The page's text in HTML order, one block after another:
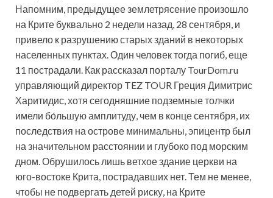
Напомним, предыдущее землетрясение произошло
на Крите буквально 2 недели назад, 28 сентября, и
привело к разрушению старых зданий в некоторых
населенных пунктах. Один человек тогда погиб, еще
11 пострадали. Как рассказал порталу TourDom.ru
управляющий директор TEZ TOUR Греция Димитрис
Харитидис, хотя сегодняшние подземные толчки
имели бо́льшую амплитуду, чем в конце сентября, их
последствия на острове минимальны, эпицентр был
на значительном расстоянии и глубоко под морским
дном. Обрушилось лишь ветхое здание церкви на
юго-востоке Крита, пострадавших нет. Тем не менее,
чтобы не подвергать детей риску, на Крите